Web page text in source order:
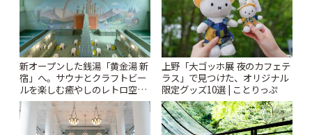
新オープンした銭湯「黄金湯 新
宿」へ。サウナとクラフトビー
ルを楽しむ癒やしのレトロ空間
| ことりっぷ
上野「大ゴッホ展 夜のカフェテ
ラス」で見つけた、オリジナル
限定グッズ10選 | ことりっぷ